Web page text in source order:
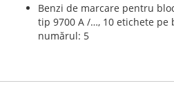
Benzi de marcare pentru
tip 9700 A /…, 10 etichete pe
numărul: 5